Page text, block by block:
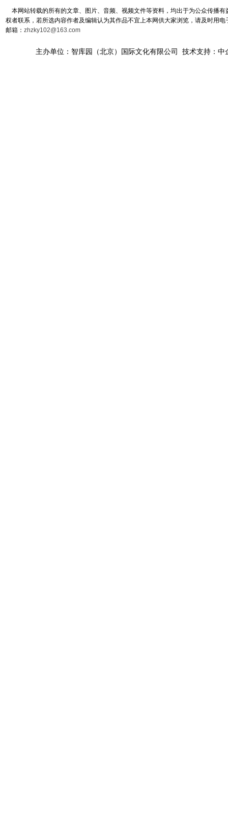
本网站转载的所有的文章、图片、音频、视频文件等资料，均出于为公众传播
权者联系，若所选内容作者及编辑认为其作品不宜上本网供大家浏览，请及时用
邮箱： zhzky102@163.com
主办单位：智库园（北京）国际文化有限公司 技术支持：